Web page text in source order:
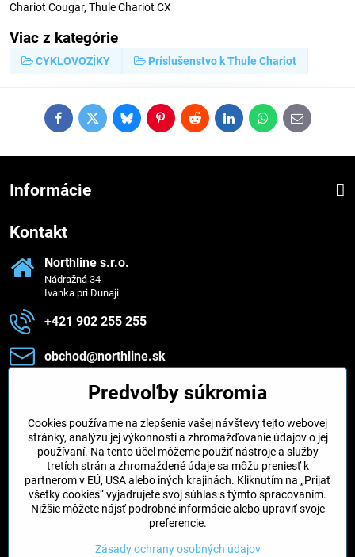
Chariot Cougar, Thule Chariot CX
Viac z kategórie
CYKLOVOZÍKY Príslušenstvo k Thule Chariot
FacebookTwitterBlueskyPinterestRedditLinkedInWhatsApp
E-
mail
Informácie
Kontakt
Northline s​.r​.o​.
Nádražná 34
Ivanka pri Dunaji
+421 902 255 255
obchod​@northline​.sk
Zavoláme vám späť
Váš telefón *
Predvoľby súkromia
Cookies používame na zlepšenie vašej návštevy tejto webovej
stránky, analýzu jej výkonnosti a zhromažďovanie údajov o jej
používaní. Na tento účel môžeme použiť nástroje a služby
tretích strán a zhromaždené údaje sa môžu preniesť k
partnerom v EÚ, USA alebo iných krajinách. Kliknutím na „Prijať
všetky cookies“ vyjadrujete svoj súhlas s týmto spracovaním.
Nižšie môžete nájsť podrobné informácie alebo upraviť svoje
preferencie.
Zásady ochrany osobných údajov